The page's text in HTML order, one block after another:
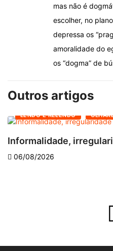
mas não é
escolher, no
depressa os
amoralidade do
os “dogma” de
Outros artigos
LENDO E RELENDO
Informalidade,
06/08/2026